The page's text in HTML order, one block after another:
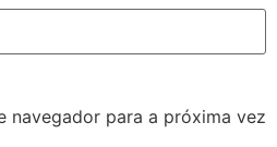
navegador para a próxima vez